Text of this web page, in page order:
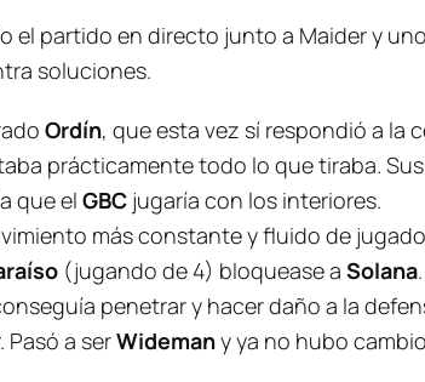
el partido en directo junto a Maider y
soluciones.
Ordín, que esta vez sí respondió a la
prácticamente todo lo que tiraba.
que el GBC jugaría con los interiores.
más constante y fluido de
(jugando de 4) bloquease a Solana
penetrar y hacer daño a la
a serWidemany ya no hubo